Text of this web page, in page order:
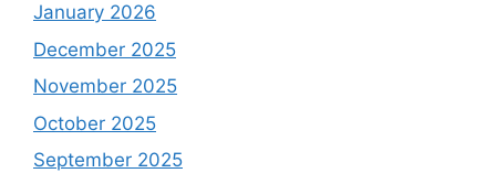
January 2026
December 2025
November 2025
October 2025
September 2025